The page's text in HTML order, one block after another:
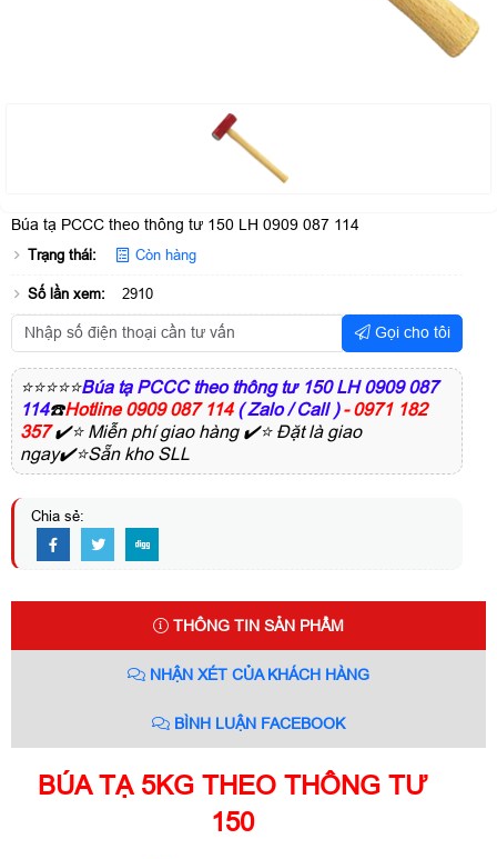
Búa tạ PCCC theo thông tư 150 LH 0909 087 114
Trạng thái: Còn hàng
Số lần xem: 2910
Gọi cho tôi
⭐⭐⭐⭐⭐Búa tạ PCCC theo thông tư 150 LH 0909 087
114☎️Hotline 0909 087 114 ( Zalo / Call ) - 0971 182
357 ✔️⭐ Miễn phí giao hàng ✔️⭐ Đặt là giao
ngay✔️⭐Sẵn kho SLL
Chia sẻ:
THÔNG TIN SẢN PHẨM
NHẬN XÉT CỦA KHÁCH HÀNG
BÌNH LUẬN FACEBOOK
BÚA TẠ 5KG THEO THÔNG TƯ
150